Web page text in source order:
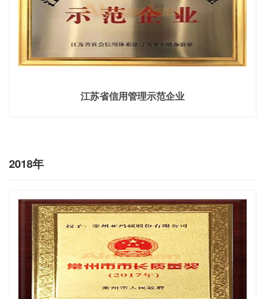
江苏省信用管理示范企业
2018年